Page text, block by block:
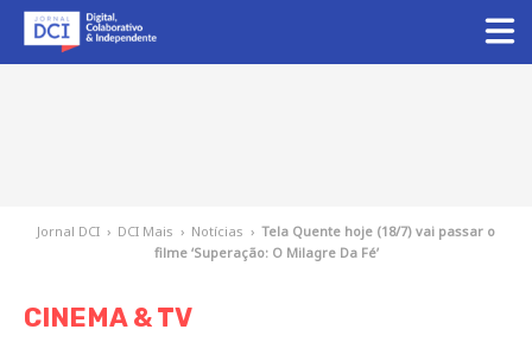
Jornal DCI › DCI Mais › Notícias › Tela Quente hoje (18/7) vai passar o
filme ‘Superação: O Milagre Da Fé’
CINEMA & TV